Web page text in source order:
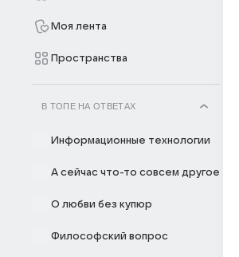
Моя лента
Пространства
В ТОПЕ НА ОТВЕТАХ
Информационные технологии
А сейчас что-то совсем другое
О любви без купюр
Философский вопрос